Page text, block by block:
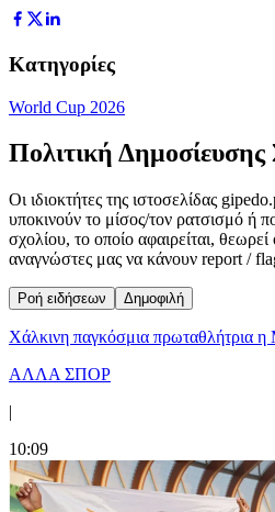
Κατηγορίες
World Cup 2026
Πολιτική Δημοσίευσης
Οι ιδιοκτήτες της ιστοσελίδας
υποκινούν το μίσος/τον ρατσισμό ή
σχολίου, το οποίο αφαιρείται,
αναγνώστες μας να κάνουν report /
Ροή ειδήσεων Δημοφιλή
Χάλκινη παγκόσμια πρωταθλήτρια
ΑΛΛΑ ΣΠΟΡ
|
10:09